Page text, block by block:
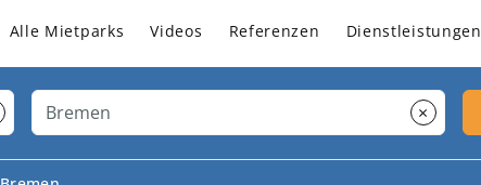
Alle Mietparks Videos Referenzen Dienstleistungen
×